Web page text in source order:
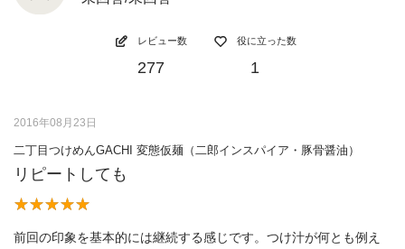
レビュー数
277
役に立った数
1
2016年08月23日
二丁目つけめんGACHI 変態仮麺（二郎インスパイア・豚骨醤油）
リピートしても
前回の印象を基本的には継続する感じです。つけ汁が何とも例え